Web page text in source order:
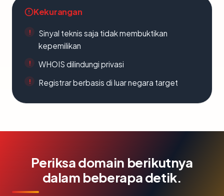
Kekurangan
Sinyal teknis saja tidak membuktikan
kepemilikan
WHOIS dilindungi privasi
Registrar berbasis di luar negara target
Periksa domain berikutnya
dalam beberapa detik.